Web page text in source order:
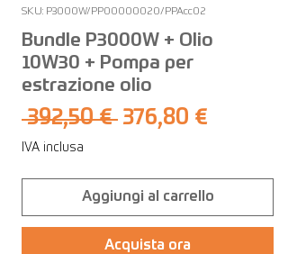
SKU: P3000W/PP00000020/PPAcc02
Bundle P3000W + Olio
10W30 + Pompa per
estrazione olio
392,50 € Prezzo
376,80 €
IVA inclusa
Aggiungi al carrello
Acquista ora